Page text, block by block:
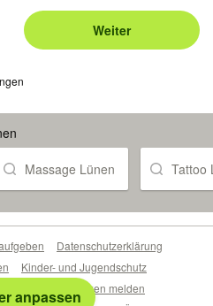
Weiter
Massage Lünen Tattoo
anpassen
Datenschutzerklärung
Kinder- und Jugendschutz
Sicherheitslücken melden